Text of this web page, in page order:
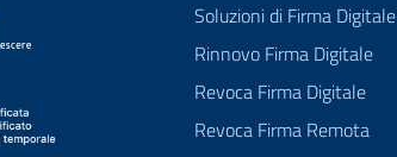
Soluzioni di Firma Digitale
Rinnovo Firma Digitale
Revoca Firma Digitale
Revoca Firma Remota